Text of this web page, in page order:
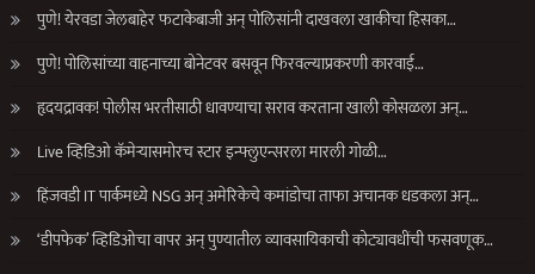
पुणे! येरवडा जेलबाहेर फटाकेबाजी अन् पोलिसांनी दाखवला खाकीचा हिसका…
पुणे! पोलिसांच्या वाहनाच्या बोनेटवर बसवून फिरवल्याप्रकरणी कारवाई…
हृदयद्रावक! पोलीस भरतीसाठी धावण्याचा सराव करताना खाली कोसळला अन्…
Live व्हिडिओ कॅमेऱ्यासमोरच स्टार इन्फ्लुएन्सरला मारली गोळी…
हिंजवडी IT पार्कमध्ये NSG अन् अमेरिकेचे कमांडोचा ताफा अचानक धडकला अन्…
‘डीपफेक’ व्हिडिओचा वापर अन् पुण्यातील व्यावसायिकाची कोट्यावधींची फसवणूक…